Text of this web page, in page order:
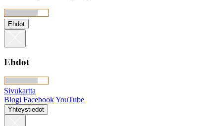
Ehdot
Ehdot
Sivukartta
Blogi FacebookYouTube
Yhteystiedot